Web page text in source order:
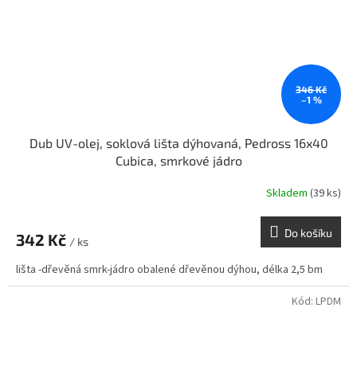
346 Kč
–1 %
Dub UV-olej, soklová lišta dýhovaná, Pedross 16x40
Cubica, smrkové jádro
Skladem (39 ks)
342 Kč / ks
Do košíku
lišta -dřevěná smrk-jádro obalené dřevěnou dýhou, délka 2,5 bm
Kód: LPDM